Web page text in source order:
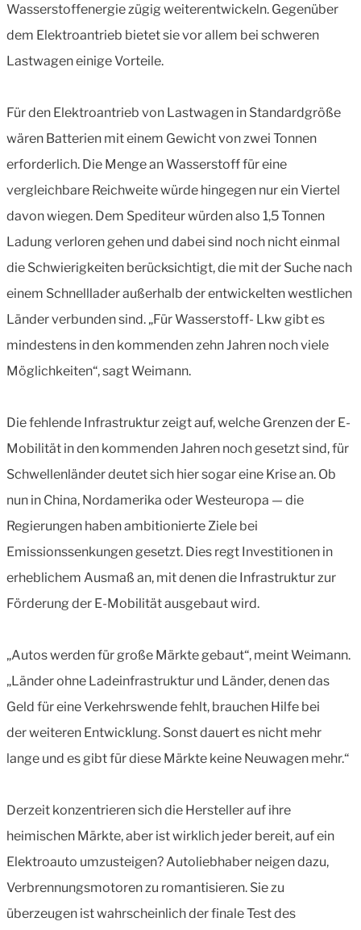
Wasserstoffenergie zügig weiterentwickeln. Gegenüber
dem Elektroantrieb bietet sie vor allem bei schweren
Lastwagen einige Vorteile.
Für den Elektroantrieb von Lastwagen in Standardgröße
wären Batterien mit einem Gewicht von zwei Tonnen
erforderlich. Die Menge an Wasserstoff für eine
vergleichbare Reichweite würde hingegen nur ein Viertel
davon wiegen. Dem Spediteur würden also 1,5 Tonnen
Ladung verloren gehen und dabei sind noch nicht einmal
die Schwierigkeiten berücksichtigt, die mit der Suche nach
einem Schnelllader außerhalb der entwickelten westlichen
Länder verbunden sind. „Für Wasserstoff- Lkw gibt es
mindestens in den kommenden zehn Jahren noch viele
Möglichkeiten“, sagt Weimann.
Die fehlende Infrastruktur zeigt auf, welche Grenzen der E-
Mobilität in den kommenden Jahren noch gesetzt sind, für
Schwellenländer deutet sich hier sogar eine Krise an. Ob
nun in China, Nordamerika oder Westeuropa — die
Regierungen haben ambitionierte Ziele bei
Emissionssenkungen gesetzt. Dies regt Investitionen in
erheblichem Ausmaß an, mit denen die Infrastruktur zur
Förderung der E-Mobilität ausgebaut wird.
„Autos werden für große Märkte gebaut“, meint Weimann.
„Länder ohne Ladeinfrastruktur und Länder, denen das
Geld für eine Verkehrswende fehlt, brauchen Hilfe bei
der weiteren Entwicklung. Sonst dauert es nicht mehr
lange und es gibt für diese Märkte keine Neuwagen mehr.“
Derzeit konzentrieren sich die Hersteller auf ihre
heimischen Märkte, aber ist wirklich jeder bereit, auf ein
Elektroauto umzusteigen? Autoliebhaber neigen dazu,
Verbrennungsmotoren zu romantisieren. Sie zu
überzeugen ist wahrscheinlich der finale Test des